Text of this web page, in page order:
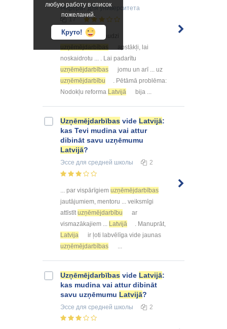
любую работу в список
пожеланий.
Круто!
Реферат для университета
... tiek izvērtēti daudzi
uzņēmējdarbības
apstākļi, lai
noskaidrotu ... . Lai padarītu
uzņēmējdarbības
jomu un arī ... uz
uzņēmējdarbību
. Pētāmā problēma:
Nodokļu reforma Latvijā bija ...
Uzņēmējdarbības vide Latvijā:
kas Tevi mudina vai attur
dibināt savu uzņēmumu
Latvijā?
Эссе для средней школы 2
... par vispārīgiem uzņēmējdarbības
jautājumiem, mentoru ... veiksmīgi
attīstīt uzņēmējdarbību
ar
vismazākajiem ... Latvijā
. Manuprāt,
Latvija
ir ļoti labvēlīga vide jaunas
uzņēmējdarbības
Uzņēmējdarbības vide Latvijā:
kas mudina vai attur dibināt
savu uzņēmumu Latvijā?
Эссе для средней школы 2